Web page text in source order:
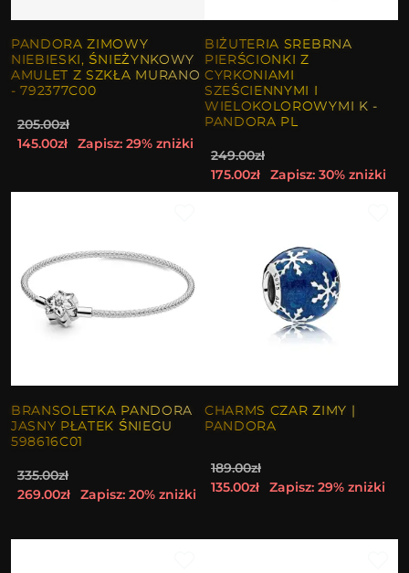
PANDORA ZIMOWY
NIEBIESKI, ŚNIEŻYNKOWY
AMULET Z SZKŁA MURANO
- 792377C00
205.00zł
145.00zł
Zapisz: 29% zniżki
BIŻUTERIA SREBRNA
PIERŚCIONKI Z
CYRKONIAMI
SZEŚCIENNYMI I
WIELOKOLOROWYMI K -
PANDORA PL
249.00zł
175.00zł
Zapisz: 30% zniżki
BRANSOLETKA PANDORA
JASNY PŁATEK ŚNIEGU
598616C01
335.00zł
269.00zł
Zapisz: 20% zniżki
CHARMS CZAR ZIMY |
PANDORA
189.00zł
135.00zł
Zapisz: 29% zniżki